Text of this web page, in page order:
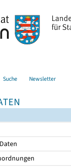
Suche Newsletter